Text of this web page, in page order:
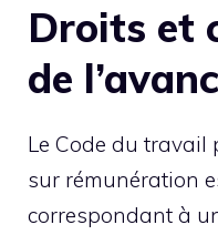
Droits et
de
Le Code du travail
sur rémunération
correspondant à